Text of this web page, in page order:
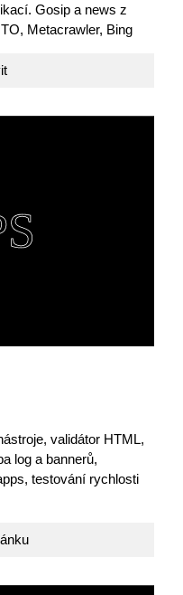
Gosip a news z
Metacrawler, Bing
validátor HTML,
log a bannerů,
testování rychlosti